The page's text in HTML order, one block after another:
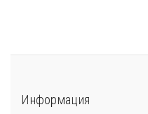
Информация